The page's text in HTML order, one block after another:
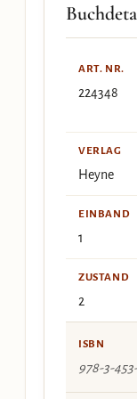
ART. NR.
224348
VERLAG
Heyne
EINBAND
1
ZUSTAND
2
ISBN
978-3-